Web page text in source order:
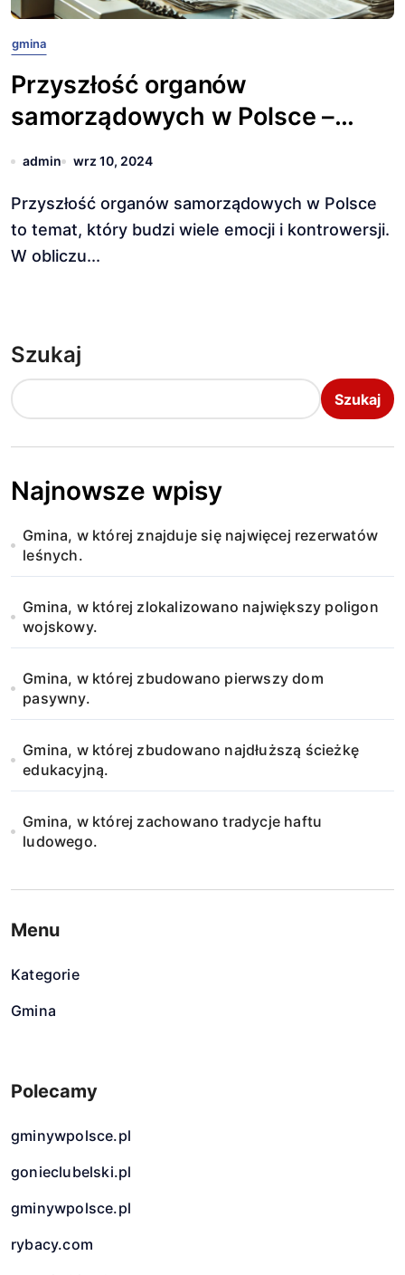
gmina
Przyszłość organów
samorządowych w Polsce –
jakie zmiany czekają
admin wrz 10, 2024
Przyszłość organów samorządowych w Polsce
to temat, który budzi wiele emocji i kontrowersji.
W obliczu...
Szukaj
Szukaj
Najnowsze wpisy
Gmina, w której znajduje się najwięcej rezerwatów
leśnych.
Gmina, w której zlokalizowano największy poligon
wojskowy.
Gmina, w której zbudowano pierwszy dom
pasywny.
Gmina, w której zbudowano najdłuższą ścieżkę
edukacyjną.
Gmina, w której zachowano tradycje haftu
ludowego.
Menu
Kategorie
Gmina
Polecamy
gminywpolsce.pl
gonieclubelski.pl
gminywpolsce.pl
rybacy.com